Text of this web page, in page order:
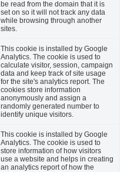
be read from the domain that it is
set on so it will not track any data
while browsing through another
sites.
This cookie is installed by Google
Analytics. The cookie is used to
calculate visitor, session, campaign
data and keep track of site usage
for the site's analytics report. The
cookies store information
anonymously and assign a
randomly generated number to
identify unique visitors.
This cookie is installed by Google
Analytics. The cookie is used to
store information of how visitors
use a website and helps in creating
an analytics report of how the